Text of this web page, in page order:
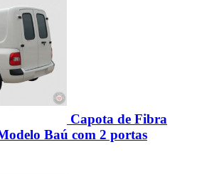
Capota de Fibra
Baú com 2 portas